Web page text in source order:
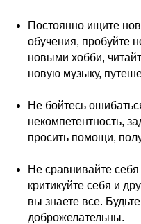
Постоянно ищите
обучения, пробуйте
новыми хобби,
новую музыку,
Не бойтесь
некомпетентность,
просить помощи,
Не сравнивайте
критикуйте себя и
вы знаете все.
доброжелательны.